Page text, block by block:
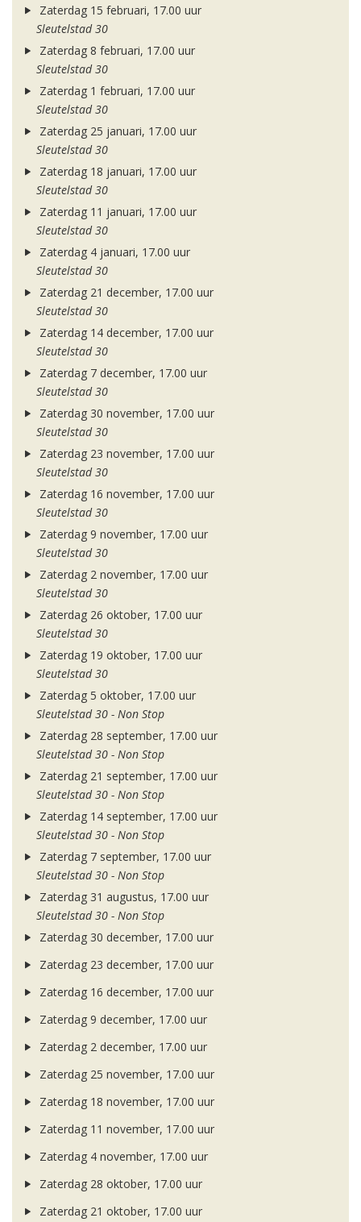
Zaterdag 15 februari, 17.00 uur
Sleutelstad 30
Zaterdag 8 februari, 17.00 uur
Sleutelstad 30
Zaterdag 1 februari, 17.00 uur
Sleutelstad 30
Zaterdag 25 januari, 17.00 uur
Sleutelstad 30
Zaterdag 18 januari, 17.00 uur
Sleutelstad 30
Zaterdag 11 januari, 17.00 uur
Sleutelstad 30
Zaterdag 4 januari, 17.00 uur
Sleutelstad 30
Zaterdag 21 december, 17.00 uur
Sleutelstad 30
Zaterdag 14 december, 17.00 uur
Sleutelstad 30
Zaterdag 7 december, 17.00 uur
Sleutelstad 30
Zaterdag 30 november, 17.00 uur
Sleutelstad 30
Zaterdag 23 november, 17.00 uur
Sleutelstad 30
Zaterdag 16 november, 17.00 uur
Sleutelstad 30
Zaterdag 9 november, 17.00 uur
Sleutelstad 30
Zaterdag 2 november, 17.00 uur
Sleutelstad 30
Zaterdag 26 oktober, 17.00 uur
Sleutelstad 30
Zaterdag 19 oktober, 17.00 uur
Sleutelstad 30
Zaterdag 5 oktober, 17.00 uur
Sleutelstad 30 - Non Stop
Zaterdag 28 september, 17.00 uur
Sleutelstad 30 - Non Stop
Zaterdag 21 september, 17.00 uur
Sleutelstad 30 - Non Stop
Zaterdag 14 september, 17.00 uur
Sleutelstad 30 - Non Stop
Zaterdag 7 september, 17.00 uur
Sleutelstad 30 - Non Stop
Zaterdag 31 augustus, 17.00 uur
Sleutelstad 30 - Non Stop
Zaterdag 30 december, 17.00 uur
Zaterdag 23 december, 17.00 uur
Zaterdag 16 december, 17.00 uur
Zaterdag 9 december, 17.00 uur
Zaterdag 2 december, 17.00 uur
Zaterdag 25 november, 17.00 uur
Zaterdag 18 november, 17.00 uur
Zaterdag 11 november, 17.00 uur
Zaterdag 4 november, 17.00 uur
Zaterdag 28 oktober, 17.00 uur
Zaterdag 21 oktober, 17.00 uur